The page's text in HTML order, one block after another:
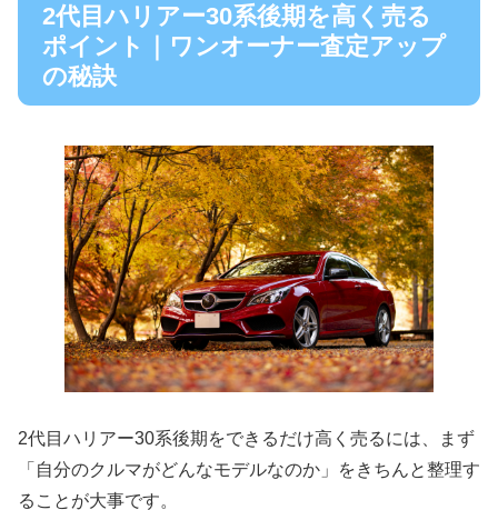
2代目ハリアー30系後期を高く売る
ポイント｜ワンオーナー査定アップ
の秘訣
2代目ハリアー30系後期をできるだけ高く売るには、まず
「自分のクルマがどんなモデルなのか」をきちんと整理す
ることが大事です。